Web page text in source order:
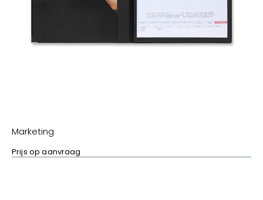
Marketing
Prijs op aanvraag